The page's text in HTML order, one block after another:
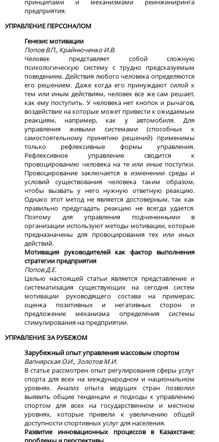
предприятия.
УПРАВЛЕНИЕ ПЕРСОНАЛОМ
Генезис мотивации
Попов В.П., Крайнюченко И.В.
Человек представляет собой сложную
психологическую систему с трудно предсказуемым
поведением. Действия любого человека определяются
его решением. Даже когда его принуждают силой к
тем или иным действиям, человек все же сам решает,
как ему поступить. У человека нет кнопок и рычагов,
воздействие на которые может привести к ожидаемым
реакциям, например, как у автомобиля. Для
управления живыми системами (способных к
самостоятельному принятию решений) применимы
только рефлексивные формы управления.
Рефлексивное управление сводится к
провоцированию человека на те или иные поступки.
Провоцирование заключается в изменении среды и
условий существования человека таким образом,
чтобы вызвать у него нужную ответную реакцию.
Однако этот метод не является достоверным, так как
правильно предугадать реакцию не всегда удается.
Поэтому для управления подчиненными в
организации используют методы мотивации, которые
предназначены для провоцирования тех или иных
действий.
Мотивация руководителей как фактор выполнения
стратегии предприятия
Попов Д.Е.
Целью настоящей статьи является представление и
систематизация существующих на сегодня систем
мотивации руководящего состава на примерах;
оценка позитивных и негативных сторон и
предложение механизма определения системы
стимулирования на предприятии.
УПРАВЛЕНИЕ ЗА РУБЕЖОМ
Зарубежный опыт управления массовым спортом
Вапнярская О.И., Золотов М.И.
В статье рассмотрен опыт регулирования сферы услуг
спорта для всех на международном и национальном
уровнях. Анализ опыта ведущих стран позволил
выявить общие тенденции и подходы к управлению
спортом для всех на государственном и местном
уровнях, которые привели к увеличению общей
доступности спортивных услуг для населения.
Развитие инновационных процессов в Казахстане: